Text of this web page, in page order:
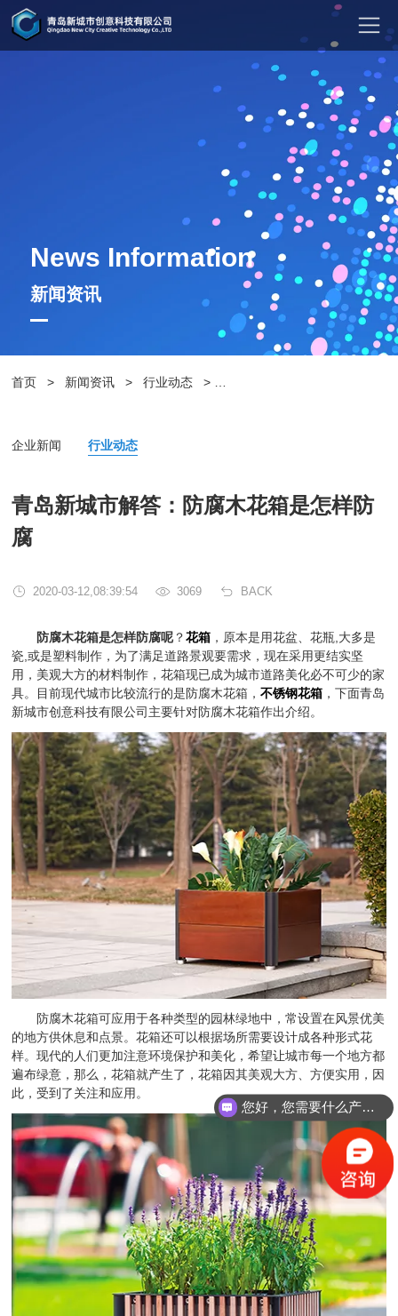
News Information
新闻资讯
首页 > 新闻资讯 > 行业动态 >
企业新闻 行业动态
青岛新城市解答：防腐木花箱是怎样防
腐
2020-03-12,08:39:54 3069 BACK
防腐木花箱是怎样防腐呢 ？花箱 ，原本是用花盆、花瓶,大多是
瓷,或是塑料制作，为了满足道路景观要需求，现在采用更结实坚
用，美观大方的材料制作，花箱现已成为城市道路美化必不可少的家
具。目前现代城市比较流行的是防腐木花箱，不锈钢花箱 ，下面青岛
新城市创意科技有限公司主要针对防腐木花箱作出介绍。
防腐木花箱可应用于各种类型的园林绿地中，常设置在风景优美
的地方供休息和点景。花箱还可以根据场所需要设计成各种形式花
样。现代的人们更加注意环境保护和美化，希望让城市每一个地方都
遍布绿意，那么，花箱就产生了，花箱因其美观大方、方便实用，因
此，受到了关注和应用。
您好，您需要什么产品？